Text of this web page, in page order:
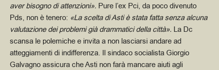
aver bisogno di attenzioni». Pure l’ex Pci, da poco divenuto
Pds, non è tenero: «La scelta di Asti è stata fatta senza alcuna
valutazione dei problemi già drammatici della città». La Dc
scansa le polemiche e invita a non lasciarsi andare ad
atteggiamenti di indifferenza. Il sindaco socialista Giorgio
Galvagno assicura che Asti non farà mancare aiuti agli